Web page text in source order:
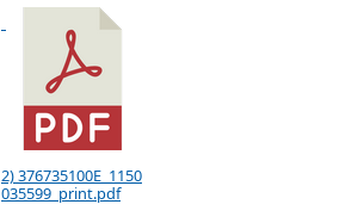
2) 376735100E_1150
035599_print.pdf